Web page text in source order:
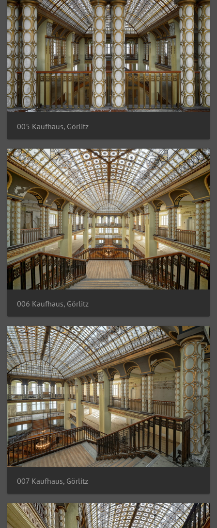
005 Kaufhaus, Görlitz
006 Kaufhaus, Görlitz
007 Kaufhaus, Görlitz